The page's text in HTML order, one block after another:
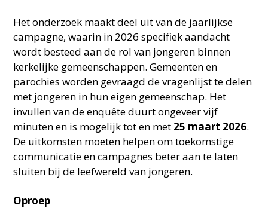
Het onderzoek maakt deel uit van de jaarlijkse
campagne, waarin in 2026 specifiek aandacht
wordt besteed aan de rol van jongeren binnen
kerkelijke gemeenschappen. Gemeenten en
parochies worden gevraagd de vragenlijst te delen
met jongeren in hun eigen gemeenschap. Het
invullen van de enquête duurt ongeveer vijf
minuten en is mogelijk tot en met 25 maart 2026.
De uitkomsten moeten helpen om toekomstige
communicatie en campagnes beter aan te laten
sluiten bij de leefwereld van jongeren.
Oproep